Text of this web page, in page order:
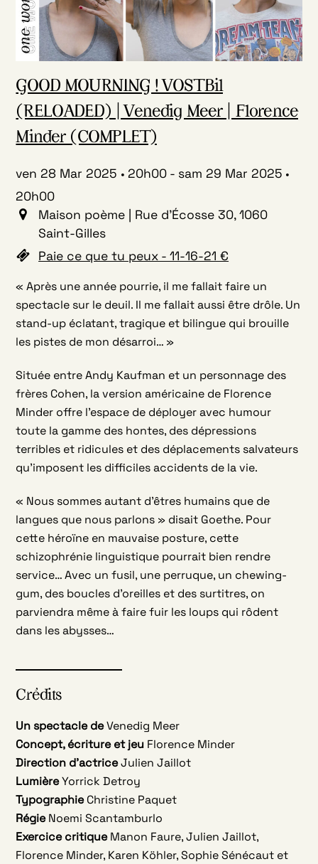
GOOD MOURNING ! VOSTBil
(RELOADED) | Venedig Meer | Florence
Minder (COMPLET)
ven 28 Mar 2025 20h00 - sam 29 Mar 2025
20h00
Maison poème | Rue d'Écosse 30, 1060
Saint-Gilles
Paie ce que tu peux - 11-16-21 €
« Après une année pourrie, il me fallait faire un
spectacle sur le deuil. Il me fallait aussi être drôle. Un
stand-up éclatant, tragique et bilingue qui brouille
les pistes de mon désarroi… »
Située entre Andy Kaufman et un personnage des
frères Cohen, la version américaine de Florence
Minder offre l’espace de déployer avec humour
toute la gamme des hontes, des dépressions
terribles et ridicules et des déplacements salvateurs
qu’imposent les difficiles accidents de la vie.
« Nous sommes autant d’êtres humains que de
langues que nous parlons » disait Goethe. Pour
cette héroïne en mauvaise posture, cette
schizophrénie linguistique pourrait bien rendre
service… Avec un fusil, une perruque, un chewing-
gum, des boucles d’oreilles et des surtitres, on
parviendra même à faire fuir les loups qui rôdent
dans les abysses…
Crédits
Un spectacle deVenedig Meer
Concept, écriture et jeu Florence Minder
Direction d’actriceJulien Jaillot
LumièreYorrick Detroy
TypographieChristine Paquet
RégieNoemi Scantamburlo
Exercice critiqueManon Faure, Julien Jaillot,
Florence Minder, Karen Köhler, Sophie Sénécaut et